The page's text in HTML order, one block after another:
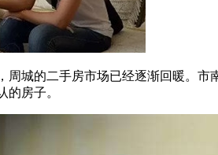
周城的二手房市场已经逐渐回暖。
房子。